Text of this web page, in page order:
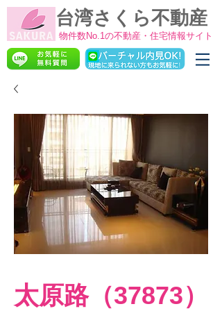
物件数No.1の不動産・住宅情報サイト
台湾さくら不動産
太原路（37873）